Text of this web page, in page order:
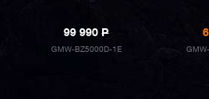
99 990P
GMW-BZ5000D-1E